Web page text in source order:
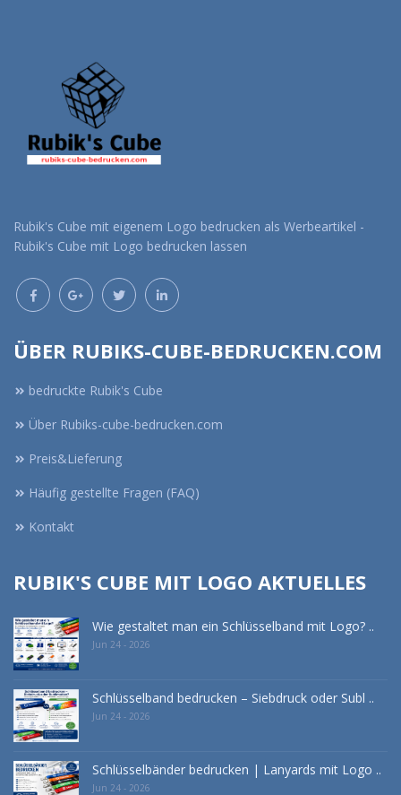
Rubik's Cube mit eigenem Logo bedrucken als Werbeartikel -
Rubik's Cube mit Logo bedrucken lassen
ÜBER RUBIKS-CUBE-BEDRUCKEN.COM
bedruckte Rubik's Cube
Über Rubiks-cube-bedrucken.com
Preis&Lieferung
Häufig gestellte Fragen (FAQ)
Kontakt
RUBIK'S CUBE MIT LOGO AKTUELLES
Wie gestaltet man ein Schlüsselband mit Logo? ..
Jun 24 - 2026
Schlüsselband bedrucken – Siebdruck oder Subl ..
Jun 24 - 2026
Schlüsselbänder bedrucken | Lanyards mit Logo ..
Jun 24 - 2026